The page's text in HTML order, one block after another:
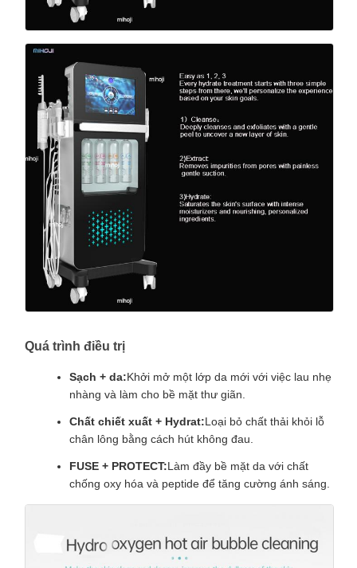
Quá trình điều trị
Sạch + da:Khởi mở một lớp da mới với việc lau nhẹ
nhàng và làm cho bề mặt thư giãn.
Chất chiết xuất + Hydrat:Loại bỏ chất thải khỏi lỗ
chân lông bằng cách hút không đau.
FUSE + PROTECT:Làm đầy bề mặt da với chất
chống oxy hóa và peptide để tăng cường ánh sáng.